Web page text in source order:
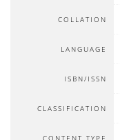
COLLATION
LANGUAGE
ISBN/ISSN
CLASSIFICATION
CONTENT TYPE